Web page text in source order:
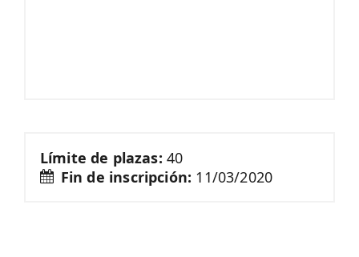
Límite de plazas: 40
Fin de inscripción: 11/03/2020